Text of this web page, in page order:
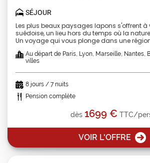
SÉJOUR
Les plus beaux paysages lapons s'offrent à vous ! La
suédoise, un lieu hors du temps où la
Un voyage qui vous plonge dans une
aurores boréales dessinent des paysages
notre séjour tout compris*, vous vivrez une expérience
exceptionnelle, mêlant activités hivernales,
des grands espaces, un véritable paradis
se mêle à l’authenticité. *voir rubrique « le prix ne comprend
pas » Départ Garanti | Pension complète | Logement hôtel avec
complexe aquatique | Activités et
Au départ de Paris, Lyon, Marseille, Nantes,
villes
8 jours / 7 nuits
Pension complète
dès 1699 € TTC/
VOIR L'OFFRE